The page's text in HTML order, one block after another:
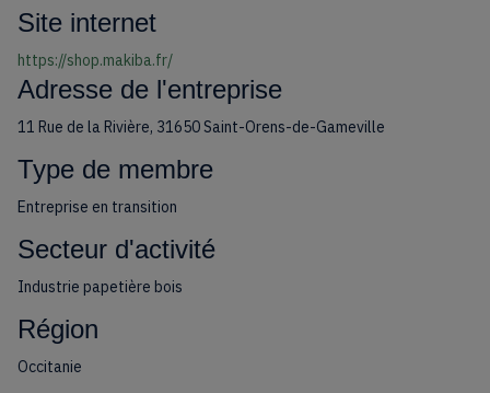
Site internet
https://shop.makiba.fr/
Adresse de l'entreprise
11 Rue de la Rivière, 31650 Saint-Orens-de-Gameville
Type de membre
Entreprise en transition
Secteur d'activité
Industrie papetière bois
Région
Occitanie